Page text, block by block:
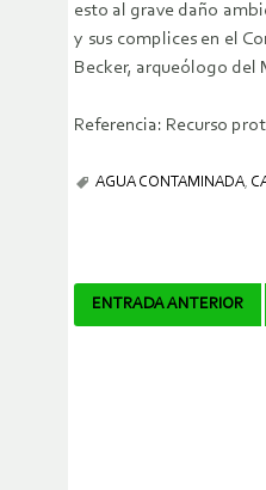
esto al grave daño
y sus complices en el
Becker, arqueólogo del
Referencia: Recurso
AGUA CONTAMINADA,
Navegador
ENTRADA ANTERIOR